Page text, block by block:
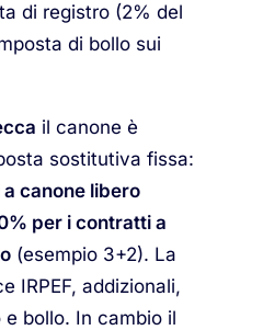
di registro (2% del
di bollo sui
il canone è
sostitutiva fissa:
canone libero
per i contratti a
(esempio 3+2). La
IRPEF, addizionali,
bollo. In cambio il